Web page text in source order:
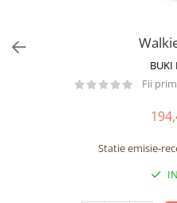
8-10 Ani
BUKI
Fii
Statie emisie-